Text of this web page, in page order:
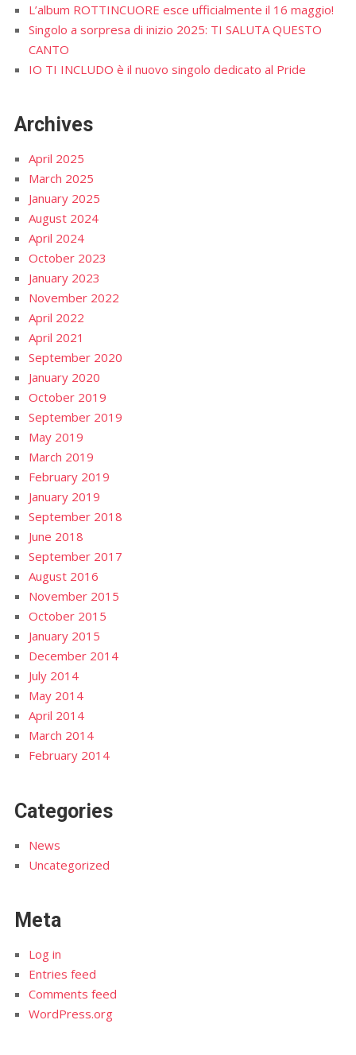
L’album ROTTINCUORE esce ufficialmente il 16 maggio!
Singolo a sorpresa di inizio 2025: TI SALUTA QUESTO
CANTO
IO TI INCLUDO è il nuovo singolo dedicato al Pride
Archives
April 2025
March 2025
January 2025
August 2024
April 2024
October 2023
January 2023
November 2022
April 2022
April 2021
September 2020
January 2020
October 2019
September 2019
May 2019
March 2019
February 2019
January 2019
September 2018
June 2018
September 2017
August 2016
November 2015
October 2015
January 2015
December 2014
July 2014
May 2014
April 2014
March 2014
February 2014
Categories
News
Uncategorized
Meta
Log in
Entries feed
Comments feed
WordPress.org